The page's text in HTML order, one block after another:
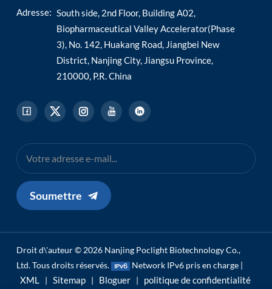
Adresse: South side, 2nd Floor, Building A02,
Biopharmaceutical Valley Accelerator(Phase
3), No. 142, Huakang Road, Jiangbei New
District, Nanjing City, Jiangsu Province,
210000, P.R. China
Soumettre
Droit d\'auteur © 2026 Nanjing Poclight Biotechnology Co.,
Ltd. Tous droits réservés.
Network IPv6 pris en charge |
XML | Sitemap | Bloguer | politique de confidentialité